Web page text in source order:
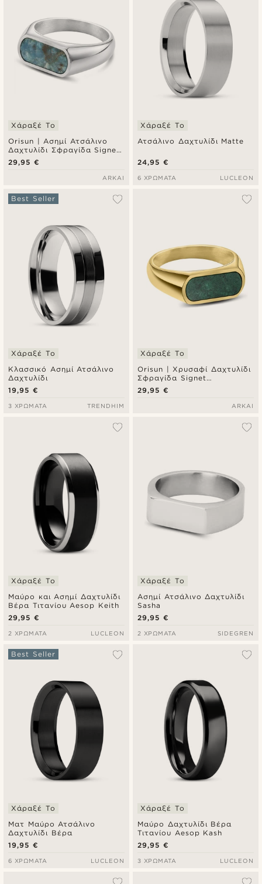
Orisun | Ασημί Ατσάλινο
Δαχτυλίδι Σφραγίδα Signet
Απατίτης
Χάραξέ Το
29,95 €
ARKAI
Ατσάλινο Δαχτυλίδι Matte
Χάραξέ Το
24,95 €
6 ΧΡΏΜΑΤΑ LUCLEON
Κλασσικό Ασημί Ατσάλινο
Δαχτυλίδι
Best Seller
Χάραξέ Το
19,95 €
3 ΧΡΏΜΑΤΑ TRENDHIM
Orisun | Χρυσαφί Δαχτυλίδι
Σφραγίδα Signet
Αφρικανικός Νεφρίτης
Χάραξέ Το
29,95 €
ARKAI
Μαύρο και Ασημί Δαχτυλίδι
Βέρα Τιτανίου Aesop Keith
Χάραξέ Το
29,95 €
2 ΧΡΏΜΑΤΑ LUCLEON
Ασημί Ατσάλινο Δαχτυλίδι
Sasha
Χάραξέ Το
29,95 €
2 ΧΡΏΜΑΤΑ SIDEGREN
Ματ Μαύρο Ατσάλινο
Δαχτυλίδι Βέρα
Best Seller
Χάραξέ Το
19,95 €
6 ΧΡΏΜΑΤΑ LUCLEON
Μαύρο Δαχτυλίδι Βέρα
Τιτανίου Aesop Kash
Χάραξέ Το
29,95 €
3 ΧΡΏΜΑΤΑ LUCLEON